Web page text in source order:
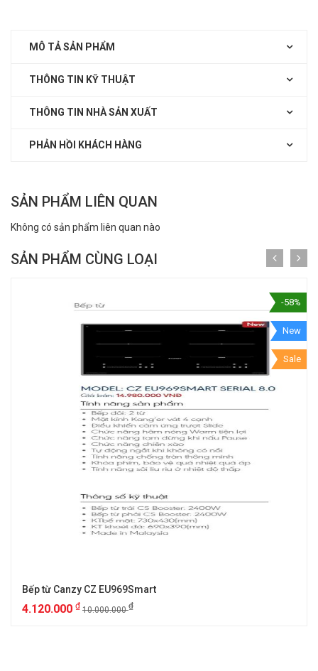
MÔ TẢ SẢN PHẨM
THÔNG TIN KỸ THUẬT
THÔNG TIN NHÀ SẢN XUẤT
PHẢN HỒI KHÁCH HÀNG
SẢN PHẨM LIÊN QUAN
Không có sản phẩm liên quan nào
SẢN PHẨM CÙNG LOẠI
-58%
New
Sale
Bếp từ Canzy CZ EU969Smart
4.120.000 ₫ 10.000.000₫